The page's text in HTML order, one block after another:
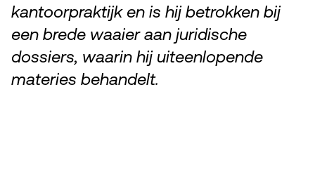
kantoorpraktijk en is hij betrokken bij
een brede waaier aan juridische
dossiers, waarin hij uiteenlopende
materies behandelt.